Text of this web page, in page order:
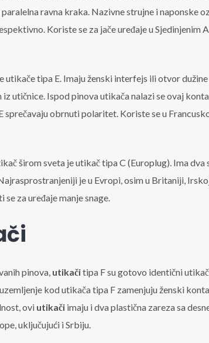
ravna kraka. Nazivne strujne i naponske
Koriste se za jače uređaje u Sjedinjenim
utikače tipa E. Imaju ženski interfejs ili otvor
utičnice. Ispod pinova utikača nalazi se ovaj
sprečavaju obrnuti polaritet. Koriste se u
širom sveta je utikač tipa C (Europlug). Ima dva
je u Evropi, osim u Britaniji,
za uređaje manje snage.
pinova, utikačitipa F su gotovo identični
kod utikača tipa F zamenjuju ženski
ovi utikačiimaju i dva plastična zareza sa
uključujući i Srbiju.